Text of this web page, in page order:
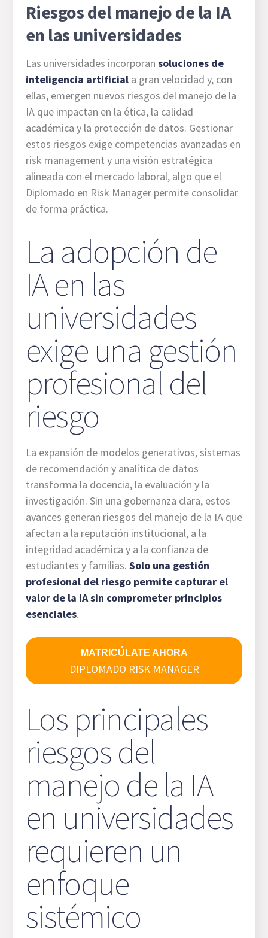
Riesgos del manejo de la IA
en las universidades
Las universidades incorporan soluciones de
inteligencia artificiala gran velocidad y, con
ellas, emergen nuevos riesgos del manejo de la
IA que impactan en la ética, la calidad
académica y la protección de datos. Gestionar
estos riesgos exige competencias avanzadas en
risk management y una visión estratégica
alineada con el mercado laboral, algo que el
Diplomado en Risk Manager permite consolidar
de forma práctica.
La adopción de
IA en las
universidades
exige una gestión
profesional del
riesgo
La expansión de modelos generativos, sistemas
de recomendación y analítica de datos
transforma la docencia, la evaluación y la
investigación. Sin una gobernanza clara, estos
avances generan riesgos del manejo de la IA que
afectan a la reputación institucional, a la
integridad académica y a la confianza de
estudiantes y familias. Solo una gestión
profesional del riesgo permite capturar el
valor de la IA sin comprometer principios
esenciales.
MATRICÚLATE AHORA
DIPLOMADO RISK MANAGER
Los principales
riesgos del
manejo de la IA
en universidades
requieren un
enfoque
sistémico